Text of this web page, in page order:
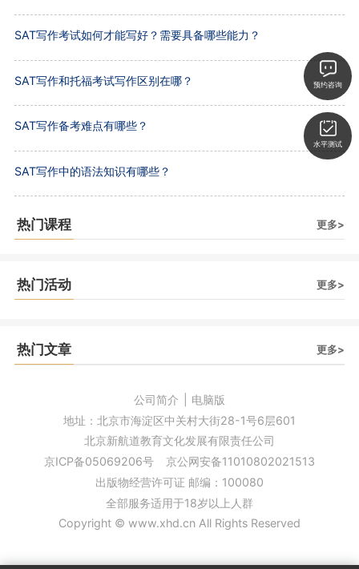
SAT写作考试如何才能写好？需要具备哪些能力？
SAT写作和托福考试写作区别在哪？
SAT写作备考难点有哪些？
SAT写作中的语法知识有哪些？
热门课程 更多>
热门活动 更多>
热门文章 更多>
公司简介
电脑版
地址：北京市海淀区中关村大街28-1号6层601
北京新航道教育文化发展有限责任公司
京ICP备05069206号
京公网安备11010802021513
出版物经营许可证 邮编：100080
全部服务适用于18岁以上人群
Copyright © www.xhd.cn All Rights Reserved
预约咨询
水平测试